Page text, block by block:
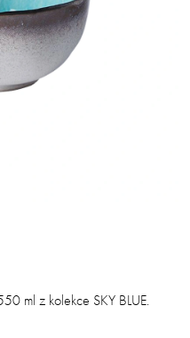
ml z kolekce SKY BLUE.